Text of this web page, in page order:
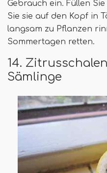
Gebrauch ein. Füllen
Sie sie auf den Kopf in
langsam zu Pflanzen
Sommertagen retten.
14.
Sämlinge